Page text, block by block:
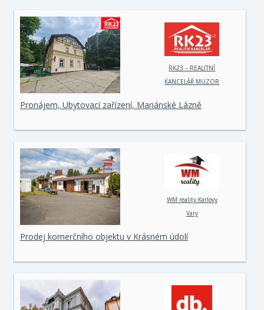
RK23 – REALITNÍ
KANCELÁŘ MUZOR
Pronájem, Ubytovací zařízení, Mariánské Lázně
WM reality Karlovy
Vary
Prodej komerčního objektu v Krásném údolí